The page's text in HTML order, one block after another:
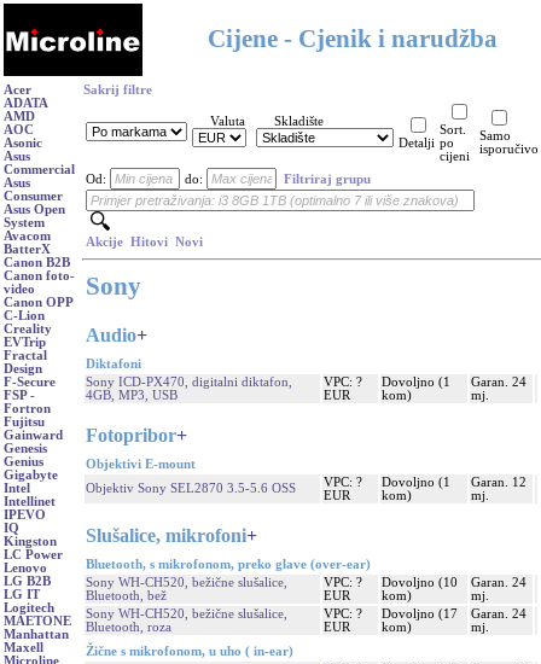
Cijene - Cjenik i narudžba
Acer
ADATA
AMD
AOC
Asonic
Asus
Commercial
Asus
Consumer
Asus Open
System
Avacom
BatterX
Canon B2B
Canon foto-
video
Canon OPP
C-Lion
Creality
EVTrip
Fractal
Design
F-Secure
FSP -
Fortron
Fujitsu
Gainward
Genesis
Genius
Gigabyte
Intel
Intellinet
IPEVO
IQ
Kingston
LC Power
Lenovo
LG B2B
LG IT
Logitech
MAETONE
Manhattan
Maxell
Microline
Sakrij filtre
Valuta
Skladište
Detalji
Sort.
po
cijeni
Samo
isporučivo
Od: do: Filtriraj grupu
Akcije Hitovi Novi
Sony
Audio+
Diktafoni
Sony ICD-PX470, digitalni diktafon,
4GB, MP3, USB
VPC: ?
EUR
Dovoljno (1
kom)
Garan. 24
mj.
Fotopribor+
Objektivi E-mount
Objektiv Sony SEL2870 3.5-5.6 OSS
VPC: ?
EUR
Dovoljno (1
kom)
Garan. 12
mj.
Slušalice, mikrofoni+
Bluetooth, s mikrofonom, preko glave (over-ear)
Sony WH-CH520, bežične slušalice,
Bluetooth, bež
VPC: ?
EUR
Dovoljno (10
kom)
Garan. 24
mj.
Sony WH-CH520, bežične slušalice,
Bluetooth, roza
VPC: ?
EUR
Dovoljno (17
kom)
Garan. 24
mj.
Žične s mikrofonom, u uho ( in-ear)